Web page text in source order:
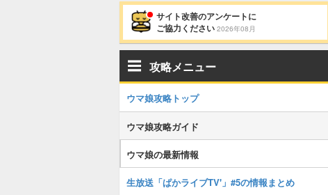
サイト改善のアンケートに
ご協力ください 2026年08月
攻略メニュー
ウマ娘攻略トップ
ウマ娘攻略ガイド
ウマ娘の最新情報
生放送「ぱかライブTV'」#5の情報まとめ